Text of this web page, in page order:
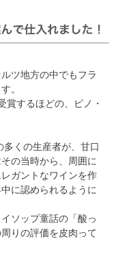
ツ地方の中でもフラ
。
賞するほどの、ピノ・
くの生産者が、甘口
の当時から、周囲に
ガントなワインを作
に認められるように
ソップ童話の「酸っ
りの評価を皮肉って